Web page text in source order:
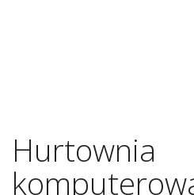
Hurtownia